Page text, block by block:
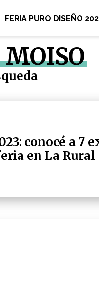
FERIA PURO DISEÑO
conocé a 7
en La Rural